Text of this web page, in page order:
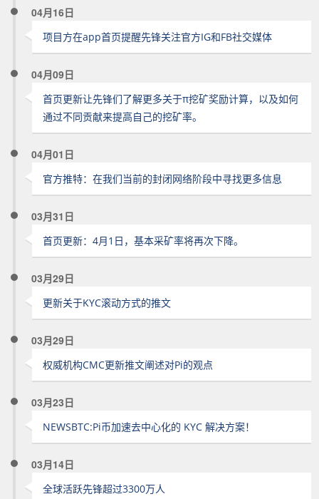
04月16日
项目方在app首页提醒先锋关注官方IG和FB社交媒体
04月09日
首页更新让先锋们了解更多关于π挖矿奖励计算，以及如何
通过不同贡献来提高自己的挖矿率。
04月01日
官方推特：在我们当前的封闭网络阶段中寻找更多信息
03月31日
首页更新：4月1日，基本采矿率将再次下降。
03月29日
更新关于KYC滚动方式的推文
03月29日
权威机构CMC更新推文阐述对Pi的观点
03月23日
NEWSBTC:Pi币加速去中心化的 KYC 解决方案！
03月14日
全球活跃先锋超过3300万人